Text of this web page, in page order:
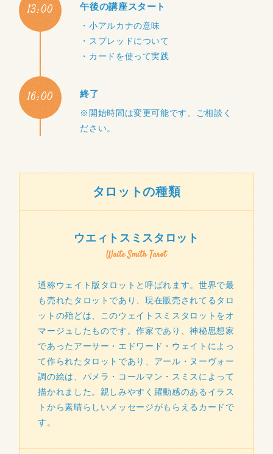
13:00 午後の講座スタート
・小アルカナの意味
・スプレッドについて
・カードを使って実践
16:00 終了
※開始時間は変更可能です。ご相談く
ださい。
タロットの種類
ウエィトスミスタロット
Waite Smith Tarot
通称ウェイト版タロットと呼ばれます。世界で最
も売れたタロットであり、現在販売されてるタロ
ットの殆どは、このウェイトスミスタロットをオ
マージュしたものです。作家であり、神秘思想家
であったアーサー・エドワード・ウェイトによっ
て作られたタロットであり、アール・ヌーヴォー
調の絵は、パメラ・コールマン・スミスによって
描かれました。親しみやすく躍動感のあるイラス
トから素晴らしいメッセージがもらえるカードで
す。